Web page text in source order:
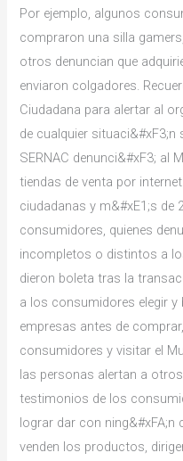
Por ejemplo, algunos
compraron una silla
otros denuncian que
enviaron colgadores.
Ciudadana para alertar al
de cualquier situaci&#xF3;n
SERNAC denunci&#xF3; al
tiendas de venta por
ciudadanas y m&#xE1;s de
consumidores, quienes
incompletos o distintos a
dieron boleta tras la
a los consumidores elegir y
empresas antes de
consumidores y visitar el
las personas alertan a
testimonios de los
lograr dar con ning&#xFA;n
venden los productos,